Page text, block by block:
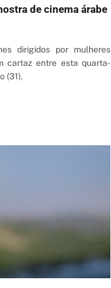
de cinema árabe
dirigidos por mulheres
cartaz entre esta quarta-
(31).